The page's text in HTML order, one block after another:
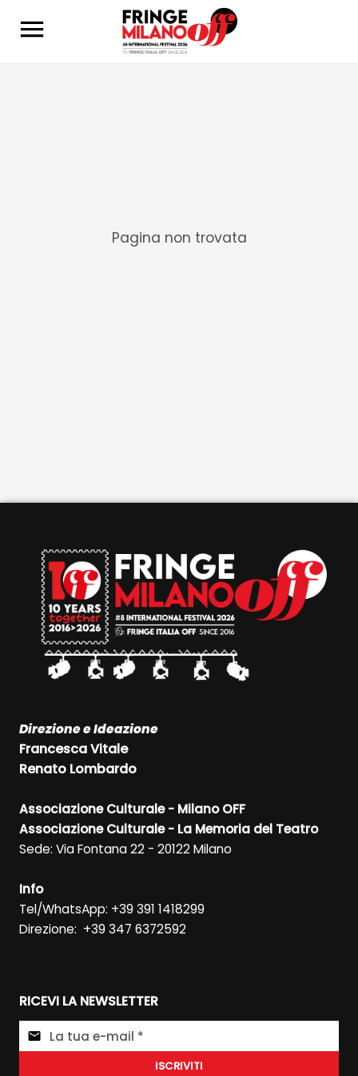
Pagina non trovata
Direzione e Ideazione
Francesca Vitale
Renato Lombardo
Associazione Culturale - Milano OFF
Associazione Culturale - La Memoria del Teatro
Sede: Via Fontana 22 - 20122 Milano
Info
Tel/WhatsApp: +39 391 1418299
Direzione: +39 347 6372592
RICEVI LA NEWSLETTER
ISCRIVITI